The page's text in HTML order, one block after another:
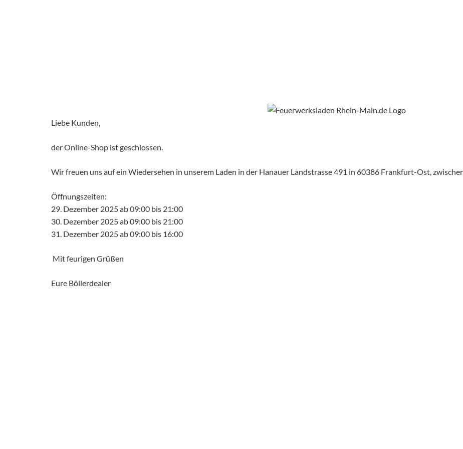
Liebe Kunden,
der Online-Shop ist geschlossen.
Wir freuen uns auf ein Wiedersehen in unserem Laden in der Hanauer Landstrasse 491 in 60386 Frankfurt-Ost,
Öffnungszeiten:
29. Dezember 2025 ab 09:00 bis 21:00
30. Dezember 2025 ab 09:00 bis 21:00
31. Dezember 2025 ab 09:00 bis 16:00
Mit feurigen Grüßen
Eure Böllerdealer